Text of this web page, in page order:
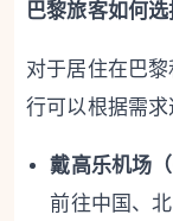
巴黎旅客如何选
对于居住在巴
行可以根据需求
戴高乐机场（
前往中国、